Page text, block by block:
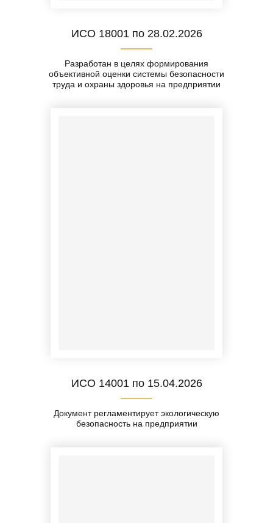
ИСО 18001 по 28.02.2026
Разработан в целях формирования
объективной оценки системы безопасности
труда и охраны здоровья на предприятии
ИСО 14001 по 15.04.2026
Документ регламентирует экологическую
безопасность на предприятии